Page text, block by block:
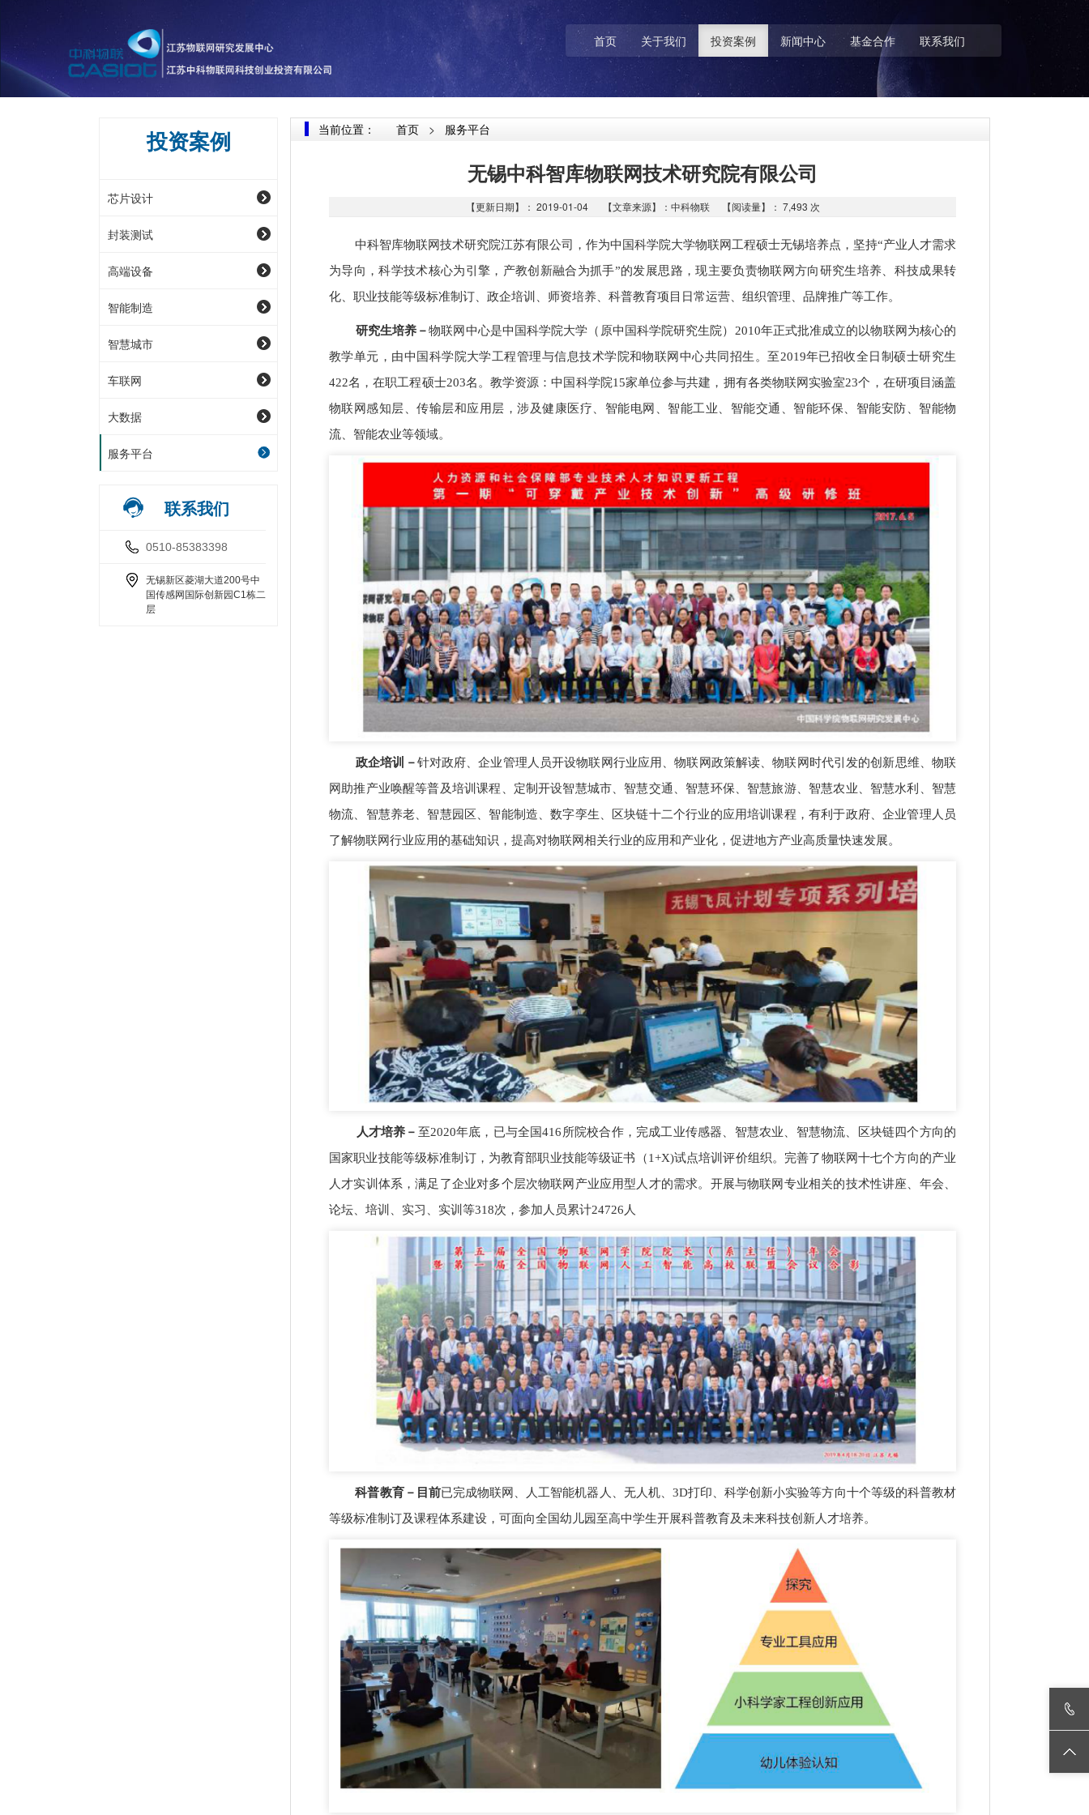
首页 关于我们 投资案例 新闻中心 基金合作 联系我们
投资案例
芯片设计
封装测试
高端设备
智能制造
智慧城市
车联网
大数据
服务平台
联系我们
0510-85383398
无锡新区菱湖大道200号中
国传感网国际创新园C1栋二
层
当前位置： 首页 > 服务平台
无锡中科智库物联网技术研究院有限公司
【更新日期】： 2019-01-04 【文章来源】：中科物联 【阅读量】： 7,493 次
中科智库物联网技术研究院江苏有限公司，作为中国科学院大学物联网工程硕士无锡培养点，坚持“产业人才需求
为导向，科学技术核心为引擎，产教创新融合为抓手”的发展思路，现主要负责物联网方向研究生培养、科技成果转
化、职业技能等级标准制订、政企培训、师资培养、科普教育项目日常运营、组织管理、品牌推广等工作。
研究生培养－物联网中心是中国科学院大学（原中国科学院研究生院）2010年正式批准成立的以物联网为核心的
教学单元，由中国科学院大学工程管理与信息技术学院和物联网中心共同招生。至2019年已招收全日制硕士研究生
422名，在职工程硕士203名。教学资源：中国科学院15家单位参与共建，拥有各类物联网实验室23个，在研项目涵盖
物联网感知层、传输层和应用层，涉及健康医疗、智能电网、智能工业、智能交通、智能环保、智能安防、智能物
流、智能农业等领域。
政企培训－针对政府、企业管理人员开设物联网行业应用、物联网政策解读、物联网时代引发的创新思维、物联
网助推产业唤醒等普及培训课程、定制开设智慧城市、智慧交通、智慧环保、智慧旅游、智慧农业、智慧水利、智慧
物流、智慧养老、智慧园区、智能制造、数字孪生、区块链十二个行业的应用培训课程，有利于政府、企业管理人员
了解物联网行业应用的基础知识，提高对物联网相关行业的应用和产业化，促进地方产业高质量快速发展。
人才培养－ 至2020年底，已与全国416所院校合作，完成工业传感器、智慧农业、智慧物流、区块链四个方向的
国家职业技能等级标准制订，为教育部职业技能等级证书（1+X)试点培训评价组织。完善了物联网十七个方向的产业
人才实训体系，满足了企业对多个层次物联网产业应用型人才的需求。开展与物联网专业相关的技术性讲座、年会、
论坛、培训、实习、实训等318次，参加人员累计24726人
科普教育－目前已完成物联网、人工智能机器人、无人机、3D打印、科学创新小实验等方向十个等级的科普教材
等级标准制订及课程体系建设，可面向全国幼儿园至高中学生开展科普教育及未来科技创新人才培养。